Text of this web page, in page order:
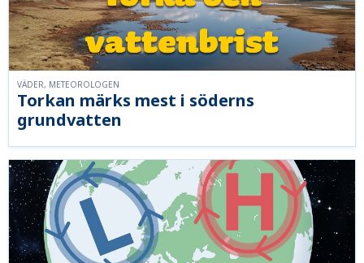
Torkan märks mest i söderns
grundvatten
VÄDER, METEOROLOGEN